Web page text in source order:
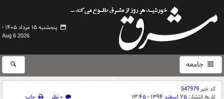
پنجشنبه ۱۵ مرداد ۱۴۰۵ -
Aug 6 2026
جامعه
کد خبر547979
تاریخ انتشار: ۲۵ اسفند ۱۳۹۴ - ۱۳:۴۵ ۰ نظر
چاپ